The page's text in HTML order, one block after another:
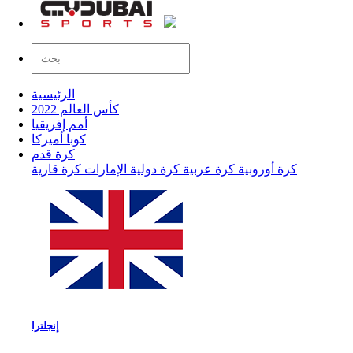
الرئيسية
كأس العالم 2022
أمم إفريقيا
كوبا أميركا
كرة قدم
كرة أوروبية كرة عربية كرة دولية الإمارات كرة قارية
إنجلترا